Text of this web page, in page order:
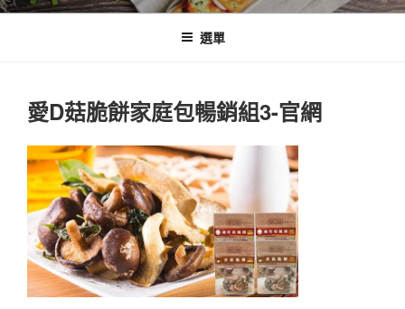
選單
愛D菇脆餅家庭包暢銷組3-官網